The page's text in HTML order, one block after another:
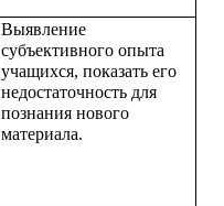
Выявление
субъективного опыта
учащихся, показать его
недостаточность для
познания нового
материала.